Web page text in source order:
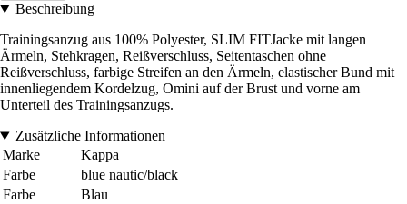
Beschreibung
Trainingsanzug aus 100% Polyester, SLIM FITJacke mit langen
Ärmeln, Stehkragen, Reißverschluss, Seitentaschen ohne
Reißverschluss, farbige Streifen an den Ärmeln, elastischer Bund mit
innenliegendem Kordelzug, Omini auf der Brust und vorne am
Unterteil des Trainingsanzugs.
Zusätzliche Informationen
Marke
Kappa
Farbe
blue nautic/black
Farbe
Blau